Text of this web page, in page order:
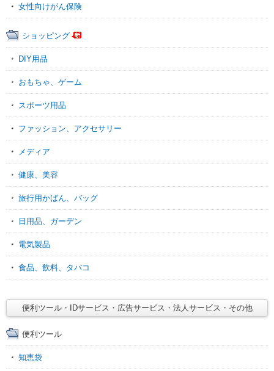
女性向けがん保険
ショッピング
DIY用品
おもちゃ、ゲーム
スポーツ用品
ファッション、アクセサリー
メディア
健康、美容
旅行用かばん、バッグ
日用品、ガーデン
電気製品
食品、飲料、タバコ
便利ツール・IDサービス・広告サービス・法人サービス・その他
便利ツール
知恵袋